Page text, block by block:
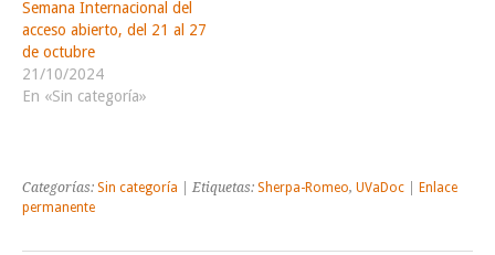
Semana Internacional del
acceso abierto, del 21 al 27
de octubre
21/10/2024
En «Sin categoría»
Categorías: Sin categoría | Etiquetas: Sherpa-Romeo, UVaDoc
Enlace
permanente